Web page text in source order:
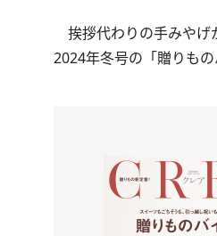
挨拶代わりの手みやげ
2024年冬号の「贈りも